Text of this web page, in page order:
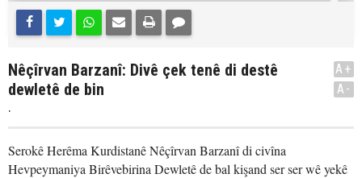
Nêçîrvan Barzanî: Divê çek tenê di destê
dewletê de bin
.
A+
A-
Serokê Herêma Kurdistanê Nêçîrvan Barzanî di civîna
Hevpeymaniya Birêvebirina Dewletê de bal kişand ser ser wê yekê